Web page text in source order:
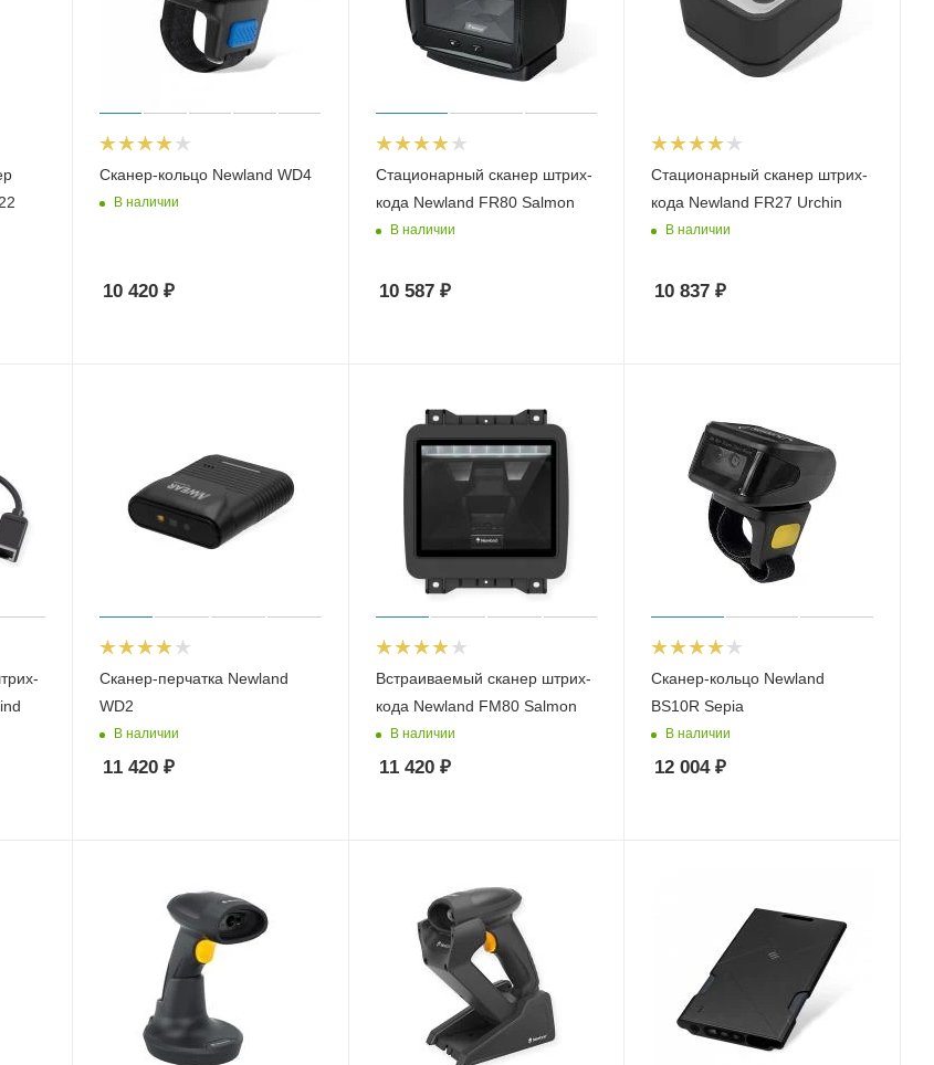
Сканер-кольцо Newland WD4
В наличии
10 420₽
Стационарный сканер штрих-
кода Newland FR80 Salmon
В наличии
10 587₽
Стационарный сканер штрих-
кода Newland FR27 Urchin
В наличии
10 837 ₽
Сканер-перчатка Newland
WD2
В наличии
11 420₽
Встраиваемый сканер штрих-
кода Newland FM80 Salmon
В наличии
11 420₽
Сканер-кольцо Newland
BS10R Sepia
В наличии
12 004₽